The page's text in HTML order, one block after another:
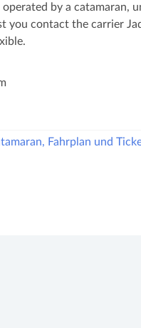
by a catamaran,
you contact the carrier
Fahrplan und